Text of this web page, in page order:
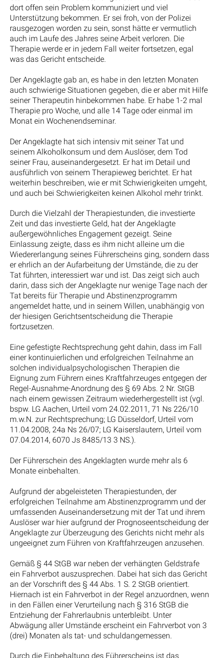
dort offen sein Problem kommuniziert und viel
Unterstützung bekommen. Er sei froh, von der Polizei
rausgezogen worden zu sein, sonst hätte er vermutlich
auch im Laufe des Jahres seine Arbeit verloren. Die
Therapie werde er in jedem Fall weiter fortsetzen, egal
was das Gericht entscheide.
Der Angeklagte gab an, es habe in den letzten Monaten
auch schwierige Situationen gegeben, die er aber mit Hilfe
seiner Therapeutin hinbekommen habe. Er habe 1-2 mal
Therapie pro Woche, und alle 14 Tage oder einmal im
Monat ein Wochenendseminar.
Der Angeklagte hat sich intensiv mit seiner Tat und
seinem Alkoholkonsum und dem Auslöser, dem Tod
seiner Frau, auseinandergesetzt. Er hat im Detail und
ausführlich von seinem Therapieweg berichtet. Er hat
weiterhin beschreiben, wie er mit Schwierigkeiten umgeht,
und auch bei Schwierigkeiten keinen Alkohol mehr trinkt.
Durch die Vielzahl der Therapiestunden, die investierte
Zeit und das investierte Geld, hat der Angeklagte
außergewöhnliches Engagement gezeigt. Seine
Einlassung zeigte, dass es ihm nicht alleine um die
Wiedererlangung seines Führerscheins ging, sondern dass
er ehrlich an der Aufarbeitung der Umstände, die zu der
Tat führten, interessiert war und ist. Das zeigt sich auch
darin, dass sich der Angeklagte nur wenige Tage nach der
Tat bereits für Therapie und Abstinenzprogramm
angemeldet hatte, und in seinem Willen, unabhängig von
der hiesigen Gerichtsentscheidung die Therapie
fortzusetzen.
Eine gefestigte Rechtsprechung geht dahin, dass im Fall
einer kontinuierlichen und erfolgreichen Teilnahme an
solchen individualpsychologischen Therapien die
Eignung zum Führern eines Kraftfahrzeuges entgegen der
Regel-Ausnahme-Anordnung des § 69 Abs. 2 Nr. StGB
nach einem gewissen Zeitraum wiederhergestellt ist (vgl.
bspw. LG Aachen, Urteil vom 24.02.2011, 71 Ns 226/10
m.w.N. zur Rechtsprechung; LG Düsseldorf, Urteil vom
11.04.2008, 24a Ns 26/07; LG Kaiserslautern, Urteil vom
07.04.2014, 6070 Js 8485/13 3 NS.).
Der Führerschein des Angeklagten wurde mehr als 6
Monate einbehalten.
Aufgrund der abgeleisteten Therapiestunden, der
erfolgreichen Teilnahme am Abstinenzprogramm und der
umfassenden Auseinandersetzung mit der Tat und ihrem
Auslöser war hier aufgrund der Prognoseentscheidung der
Angeklagte zur Überzeugung des Gerichts nicht mehr als
ungeeignet zum Führen von Kraftfahrzeugen anzusehen.
Gemäß § 44 StGB war neben der verhängten Geldstrafe
ein Fahrverbot auszusprechen. Dabei hat sich das Gericht
an der Vorschrift des § 44 Abs. 1 S. 2 StGB orientiert.
Hiernach ist ein Fahrverbot in der Regel anzuordnen, wenn
in den Fällen einer Verurteilung nach § 316 StGB die
Entziehung der Fahrerlaubnis unterbleibt. Unter
Abwägung aller Umstände erscheint ein Fahrverbot von 3
(drei) Monaten als tat- und schuldangemessen.
Durch die Einbehaltung des Führerscheins ist das